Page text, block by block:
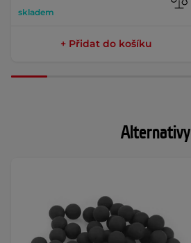
skladem
+ Přidat do košíku
Alternativy